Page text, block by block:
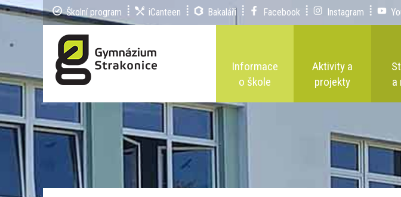
Školní program iCanteen Bakaláři Facebook Instagram
Informace
o škole
Aktivity a
projekty
a